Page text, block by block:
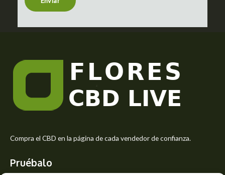
r
s
e
Compra el CBD en la página de cada vendedor de confianza.
Pruébalo